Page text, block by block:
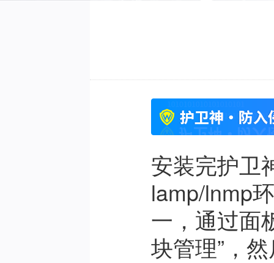
安装完护卫
lamp/lnmp
一，通过面
块管理”，